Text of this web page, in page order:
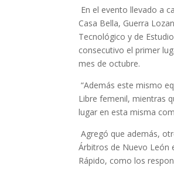
En el evento llevado a
Casa Bella, Guerra
Tecnológico y de
consecutivo el primer
mes de octubre.
“Además este mismo
Libre femenil, mientras
lugar en esta misma
Agregó que además,
Árbitros de Nuevo León
Rápido, como los